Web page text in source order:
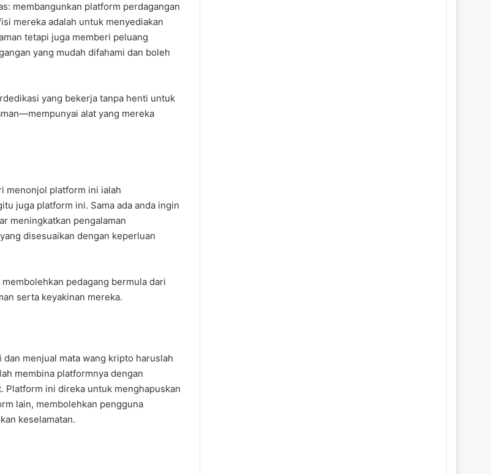
membangunkan platform perdagangan
mereka adalah untuk menyediakan
tetapi juga memberi peluang
yang mudah difahami dan boleh
yang bekerja tanpa henti untuk
alat yang mereka
menonjol platform ini ialah
juga platform ini. Sama ada anda ingin
meningkatkan pengalaman
disesuaikan dengan keperluan
pedagang bermula dari
serta keyakinan mereka.
menjual mata wang kripto haruslah
membina platformnya dengan
Platform ini direka untuk menghapuskan
lain, membolehkan pengguna
keselamatan.